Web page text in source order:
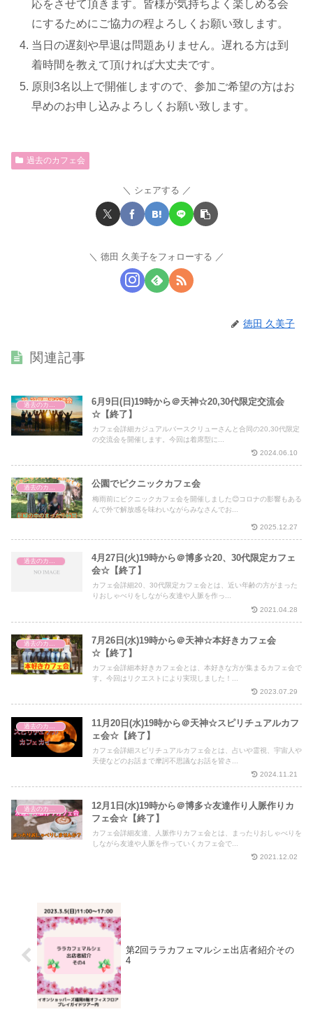
応をさせて頂きます。皆様が気持ちよく楽しめる会
にするためにご協力の程よろしくお願い致します。
当日の遅刻や早退は問題ありません。遅れる方は到
着時間を教えて頂ければ大丈夫です。
原則3名以上で開催しますので、参加ご希望の方はお
早めのお申し込みよろしくお願い致します。
過去のカフェ会
シェアする
徳田 久美子をフォローする
徳田 久美子
関連記事
6月9日(日)19時から＠天神☆20,30代限定交流会
☆【終了】
カフェ会詳細カジュアルバースクリューさんと合同の20,30代限定
の交流会を開催します。今回は着席型に...
2024.06.10
公園でピクニックカフェ会
梅雨前にピクニックカフェ会を開催しました😊コロナの影響もある
んで外で解放感を味わいながらみなさんでお...
2025.12.27
過去のカフェ会
4月27日(火)19時から＠博多☆20、30代限定カフェ
会☆【終了】
カフェ会詳細20、30代限定カフェ会とは、近い年齢の方がまった
りおしゃべりをしながら友達や人脈を作っ...
2021.04.28
過去のカフェ会
7月26日(水)19時から＠天神☆本好きカフェ会
☆【終了】
カフェ会詳細本好きカフェ会とは、本好きな方が集まるカフェ会で
す。今回はリクエストにより実現しました！...
2023.07.29
過去のカフェ会
11月20日(水)19時から＠天神☆スピリチュアルカフ
ェ会☆【終了】
カフェ会詳細スピリチュアルカフェ会とは、占いや霊視、宇宙人や
天使などのお話まで摩訶不思議なお話を皆さ...
2024.11.21
過去のカフェ会
12月1日(水)19時から＠博多☆友達作り人脈作りカ
フェ会☆【終了】
カフェ会詳細友達、人脈作りカフェ会とは、まったりおしゃべりを
しながら友達や人脈を作っていくカフェ会で...
2021.12.02
第2回ララカフェマルシェ出店者紹介その
4